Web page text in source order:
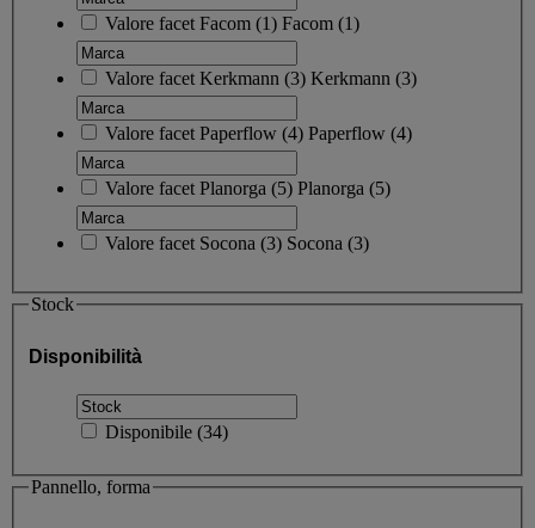
Valore facet Facom (1) Facom (1)
Valore facet Kerkmann (3) Kerkmann (3)
Valore facet Paperflow (4) Paperflow (4)
Valore facet Planorga (5) Planorga (5)
Valore facet Socona (3) Socona (3)
Stock
Disponibilità
Disponibile (34)
Pannello, forma